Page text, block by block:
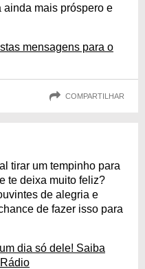
mais próspero e
mensagens para o
COMPARTILHAR
tirar um tempinho para
te deixa muito feliz?
de alegria e
de fazer isso para
dia só dele! Saiba